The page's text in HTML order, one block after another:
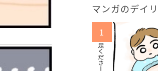
マンガのデイ